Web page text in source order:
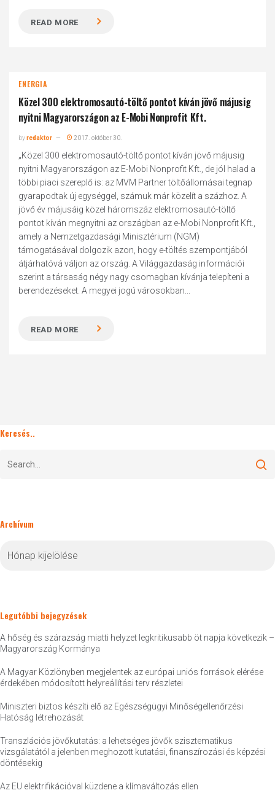
READ MORE
ENERGIA
Közel 300 elektromosautó-töltő pontot kíván jövő májusig
nyitni Magyarországon az E-Mobi Nonprofit Kft.
byredaktor 2017. október 30.
„Közel 300 elektromosautó-töltő pontot kíván jövő májusig
nyitni Magyarországon az E-Mobi Nonprofit Kft., de jól halad a
többi piaci szereplő is: az MVM Partner töltőállomásai tegnap
gyarapodtak új egységgel, számuk már közelít a százhoz. A
jövő év májusáig közel háromszáz elektromos­autó-­töltő
pontot kíván megnyitni az országban az e-Mobi Nonprofit Kft.,
amely a Nemzetgazdasági Minisztérium (NGM)
támogatásával dolgozik azon, hogy e-töltés szempontjából
átjárhatóvá váljon az ország. A Világgazdaság információi
szerint a társaság négy nagy csomagban kívánja telepíteni a
berendezéseket. A megyei jogú városokban...
READ MORE
Keresés..
Archívum
Legutóbbi bejegyzések
A hőség és szárazság miatti helyzet legkritikusabb öt napja következik –
Magyarország Kormánya
A Magyar Közlönyben megjelentek az európai uniós források elérése
érdekében módosított helyreállítási terv részletei
Miniszteri biztos készíti elő az Egészségügyi Minőségellenőrzési
Hatóság létrehozását
Transzlációs jövőkutatás: a lehetséges jövők szisztematikus
vizsgálatától a jelenben meghozott kutatási, finanszírozási és képzési
döntésekig
Az EU elektrifikációval küzdene a klímaváltozás ellen